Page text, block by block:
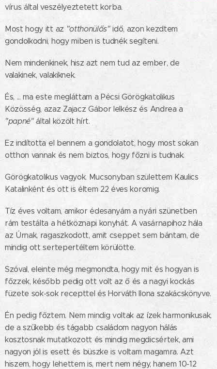
vírus által veszélyeztetett korba.
Most hogy itt az "otthonülős"idő, azon kezdtem
gondolkodni, hogy miben is tudnék segíteni.
Nem mindenkinek, hisz azt nem tud az ember, de
valakinek, valakiknek.
És, ... ma este megláttam a Pécsi Görögkatolikus
Közösség, azaz Zajacz Gábor lelkész és Andrea a
"papné"által közölt hírt.
Ez indította el bennem a gondolatot, hogy most sokan
otthon vannak és nem biztos, hogy főzni is tudnak.
Görögkatolikus vagyok. Mucsonyban születtem Kaulics
Katalinként és ott is éltem 22 éves koromig.
Tíz éves voltam, amikor édesanyám a nyári szünetben
rám testálta a hétköznapi konyhát. A vasárnapihoz hála
az Úrnak, ragaszkodott, amit cseppet sem bántam, de
mindig ott sertepertéltem körülötte.
Szóval, eleinte még megmondta, hogy mit és hogyan is
főzzek, később pedig ott volt az ő és a nagyi kockás
füzete sok-sok recepttel és Horváth Ilona szakácskönyve.
Én pedig főztem. Nem mindig voltak az ízek harmonikusak,
de a szűkebb és tágabb családom nagyon hálás
kosztosnak mutatkozott és mindig megdicsértek, ami
nagyon jól is esett és büszke is voltam magamra. Azt
hiszem, hogy lehettem is, mert nem négy, hanem 10-12